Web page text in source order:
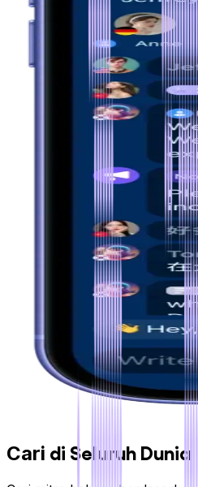
Cari di Seluruh Dunia